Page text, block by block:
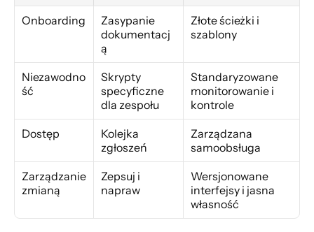
Onboarding
Zasypanie
dokumentacj
ą
Złote ścieżki i
szablony
Niezawodno
ść
Skrypty
specyficzne
dla zespołu
Standaryzowane
monitorowanie i
kontrole
Dostęp
Kolejka
zgłoszeń
Zarządzana
samoobsługa
Zarządzanie
zmianą
Zepsuj i
napraw
Wersjonowane
interfejsy i jasna
własność